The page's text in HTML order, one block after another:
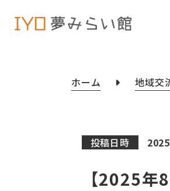
ホーム 地域交
投稿日時
【2025年